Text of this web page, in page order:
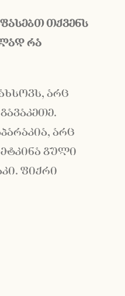
თქვენს
რა
არც
არც
გული
ფიქრი